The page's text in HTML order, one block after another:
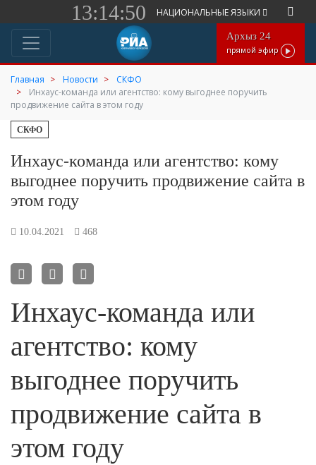
13:14:51 НАЦИОНАЛЬНЫЕ ЯЗЫКИ
Архыз 24
прямой эфир
Главная Новости
СКФО
Инхаус-команда или агентство: кому выгоднее поручить
продвижение сайта в этом году
СКФО
Инхаус-команда или агентство: кому
выгоднее поручить продвижение сайта в
этом году
10.04.2021 468
Инхаус-команда или
агентство: кому
выгоднее поручить
продвижение сайта в
этом году